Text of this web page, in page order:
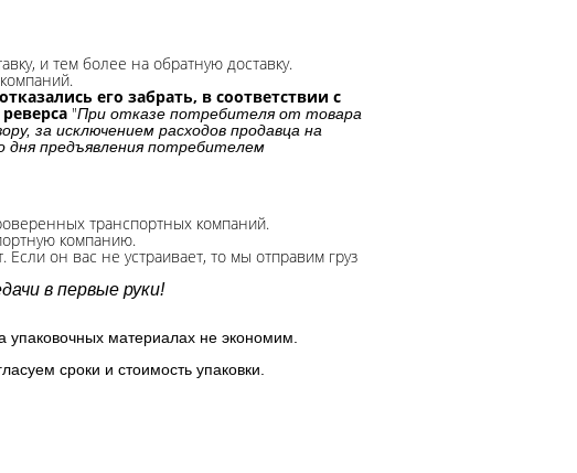
и тем более на обратную доставку.
его забрать, в соответствии с
"При отказе потребителя от товара
за исключением расходов продавца на
дня предъявления потребителем
транспортных компаний.
компанию.
он вас не устраивает, то мы отправим груз
в первые руки!
упаковочных материалах не экономим.
сроки и стоимость упаковки.